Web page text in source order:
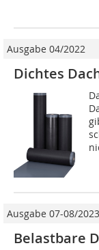
Ausgabe 04/2022
Dichtes
Ausgabe 07-08/2023
Belastbare